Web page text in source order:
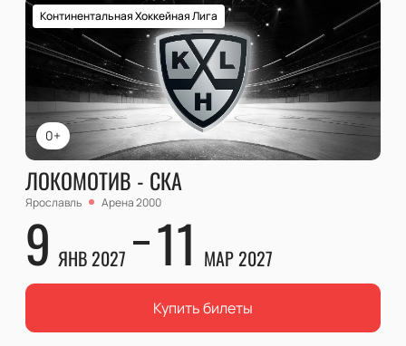
0+
Континентальная Хоккейная Лига
ЛОКОМОТИВ - СКА
Ярославль Арена 2000
9 ЯНВ 2027 11 МАР 2027
Купить билеты